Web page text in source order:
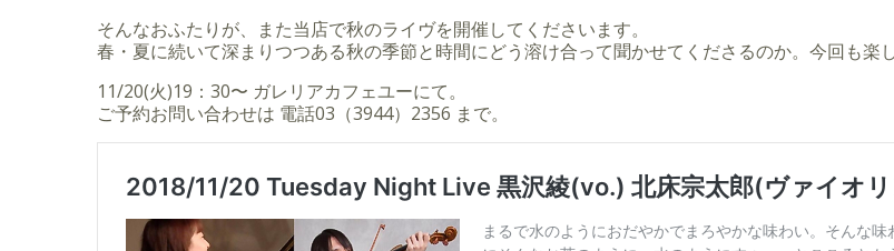
そんなおふたりが、また当店で秋のライヴを開催してくださいます。
春・夏に続いて深まりつつある秋の季節と時間にどう溶け合って聞かせてくださるのか。今回も楽
11/20(火)19：30〜 ガレリアカフェユーにて。
ご予約お問い合わせは 電話03（3944）2356 まで。